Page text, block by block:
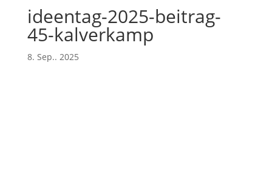
ideentag-2025-beitrag-
45-kalverkamp
8. Sep.. 2025